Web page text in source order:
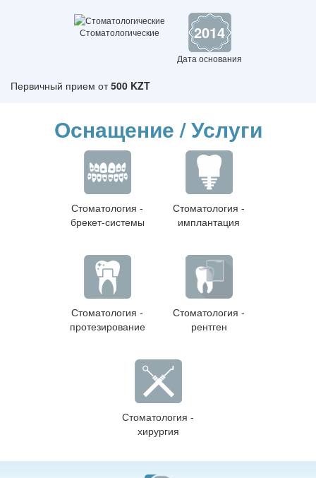
Стоматологические 2014
Дата основания
Первичный прием от500 KZT
Оснащение / Услуги
Стоматология -
брекет-системы
Стоматология -
имплантация
Стоматология -
протезирование
Стоматология -
рентген
Стоматология -
хирургия